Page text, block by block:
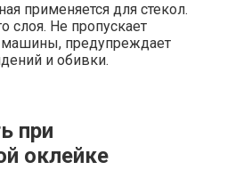
применяется для стекол.
слоя. Не пропускает
машины, предупреждает
и обивки.
при
оклейке